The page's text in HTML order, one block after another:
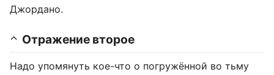
Джордано.
Отражение второе
Надо упомянуть кое-что о погружённой во тьму